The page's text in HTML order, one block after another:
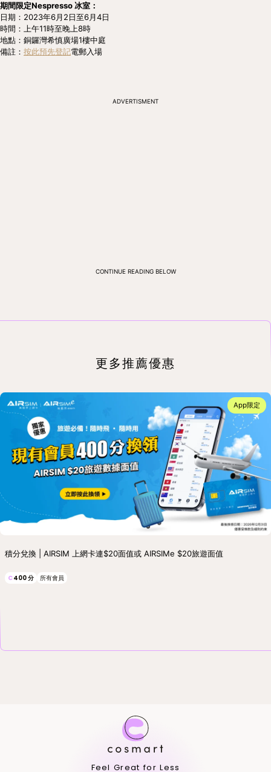
期間限定Nespresso 冰室：
日期：2023年6月2日至6月4日
時間：上午11時至晚上8時
地點：銅鑼灣希慎廣場1樓中庭
備註： 按此預先登記電郵入場
ADVERTISMENT
CONTINUE READING BELOW
更多推薦優惠
App限定
積分兌換 | AIRSIM 上網卡連$20面值或 AIRSIMe $20旅遊面值
C400分 所有會員
Feel Great for Less